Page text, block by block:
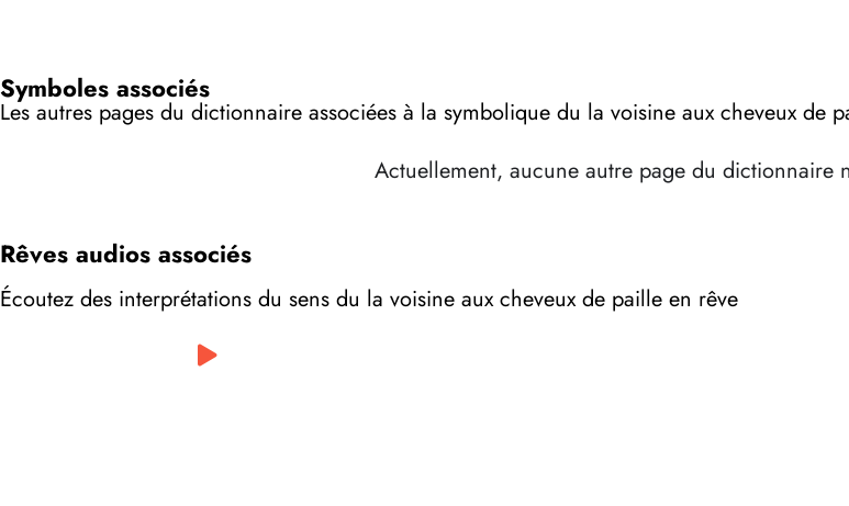
Symboles associés
Les autres pages du dictionnaire associées à la symbolique du la voisine aux cheveux de
Actuellement, aucune autre page du dictionnaire
Rêves audios associés
Écoutez des interprétations du sens du la voisine aux cheveux de paille en rêve